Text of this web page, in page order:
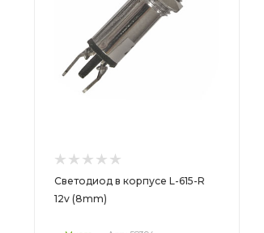
Светодиод в корпусе L-615-R
12v (8mm)